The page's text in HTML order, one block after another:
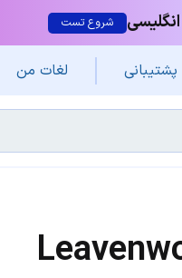
شروع تست
پشتیبانی لغات من